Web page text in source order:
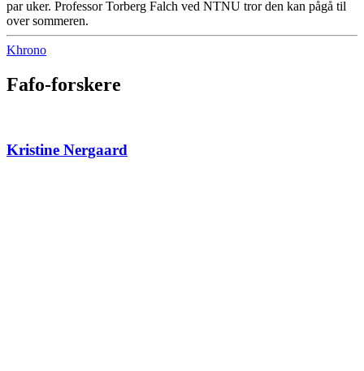
par uker. Professor Torberg Falch ved NTNU tror den kan pågå til
over sommeren.
Khrono
Fafo-forskere
Kristine Nergaard